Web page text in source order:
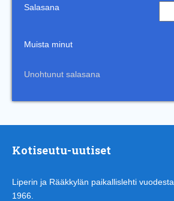
Salasana
Muista minut
Unohtunut salasana
Kotiseutu-uutiset
Liperin ja Rääkkylän paikallislehti vuodesta
1966.